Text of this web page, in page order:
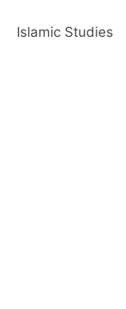
Islamic Studies